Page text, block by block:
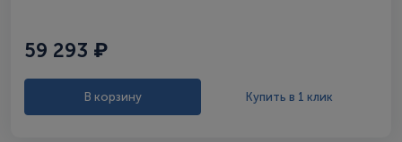
59 293 ₽
В корзину Купить в 1 клик